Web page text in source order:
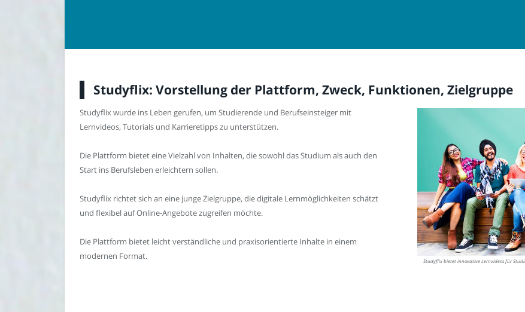
Studyflix: Vorstellung der Plattform, Zweck, Funktionen, Zielgruppe
Studyflix wurde ins Leben gerufen, um Studierende und Berufseinsteiger mit
Lernvideos, Tutorials und Karrieretipps zu unterstützen.
Die Plattform bietet eine Vielzahl von Inhalten, die sowohl das Studium als auch den
Start ins Berufsleben erleichtern sollen.
Studyflix richtet sich an eine junge Zielgruppe, die digitale Lernmöglichkeiten schätzt
und flexibel auf Online-Angebote zugreifen möchte.
Die Plattform bietet leicht verständliche und praxisorientierte Inhalte in einem
modernen Format.
Studyflix bietet innovative Lernvideos für